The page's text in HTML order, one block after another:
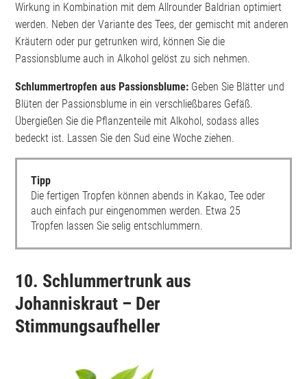
Wirkung in Kombination mit dem Allrounder Baldrian optimiert
werden. Neben der Variante des Tees, der gemischt mit anderen
Kräutern oder pur getrunken wird, können Sie die
Passionsblume auch in Alkohol gelöst zu sich nehmen.
Schlummertropfen aus Passionsblume: Geben Sie Blätter und
Blüten der Passionsblume in ein verschließbares Gefäß.
Übergießen Sie die Pflanzenteile mit Alkohol, sodass alles
bedeckt ist. Lassen Sie den Sud eine Woche ziehen.
Tipp
Die fertigen Tropfen können abends in Kakao, Tee oder
auch einfach pur eingenommen werden. Etwa 25
Tropfen lassen Sie selig entschlummern.
10. Schlummertrunk aus
Johanniskraut – Der
Stimmungsaufheller